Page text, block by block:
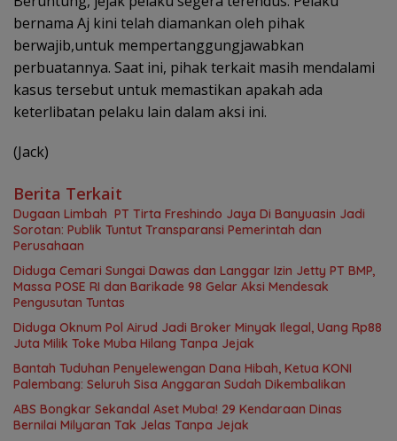
bernama Aj kini telah diamankan oleh pihak
berwajib,untuk mempertanggungjawabkan
perbuatannya. Saat ini, pihak terkait masih mendalami
kasus tersebut untuk memastikan apakah ada
keterlibatan pelaku lain dalam aksi ini.
(Jack)
Berita Terkait
Dugaan Limbah PT Tirta Freshindo Jaya Di Banyuasin Jadi
Sorotan: Publik Tuntut Transparansi Pemerintah dan
Perusahaan
Diduga Cemari Sungai Dawas dan Langgar Izin Jetty PT BMP,
Massa POSE RI dan Barikade 98 Gelar Aksi Mendesak
Pengusutan Tuntas
Diduga Oknum Pol Airud Jadi Broker Minyak Ilegal, Uang Rp88
Juta Milik Toke Muba Hilang Tanpa Jejak
Bantah Tuduhan Penyelewengan Dana Hibah, Ketua KONI
Palembang: Seluruh Sisa Anggaran Sudah Dikembalikan
ABS Bongkar Sekandal Aset Muba! 29 Kendaraan Dinas
Bernilai Milyaran Tak Jelas Tanpa Jejak